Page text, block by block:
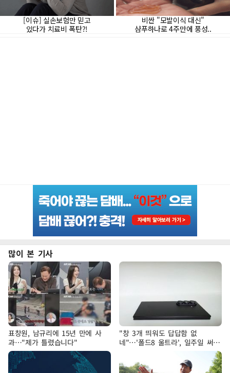
많이 본 기사
표창원, 남규리에 15년 만에 사
과…"제가 틀렸습니다"
"창 3개 띄워도 답답함 없
네"…'폴드8 울트라', 일주일 써보